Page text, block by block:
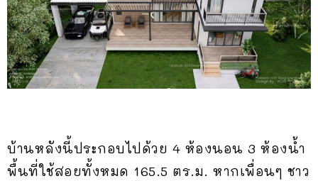
บ้านหลังนี้ประกอบไปด้วย 4 ห้องนอน 3 ห้องน้ำ
พื้นที่ใช้สอยทั้งหมด 165.5 ตร.ม. หากเพื่อนๆ ชาว